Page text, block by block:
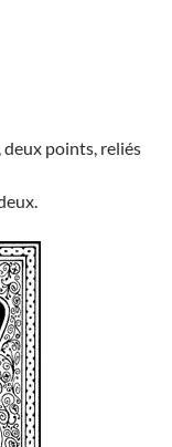
deux points, reliés